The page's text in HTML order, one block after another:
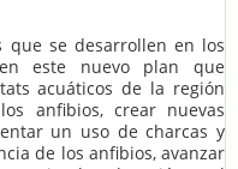
que se desarrollen en los
este nuevo plan que
acuáticos de la región
anfibios, crear nuevas
un uso de charcas y
de los anfibios, avanzar